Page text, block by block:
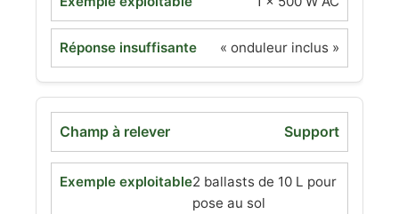
« onduleur inclus »
Support
2 ballasts de 10 L pour
pose au sol